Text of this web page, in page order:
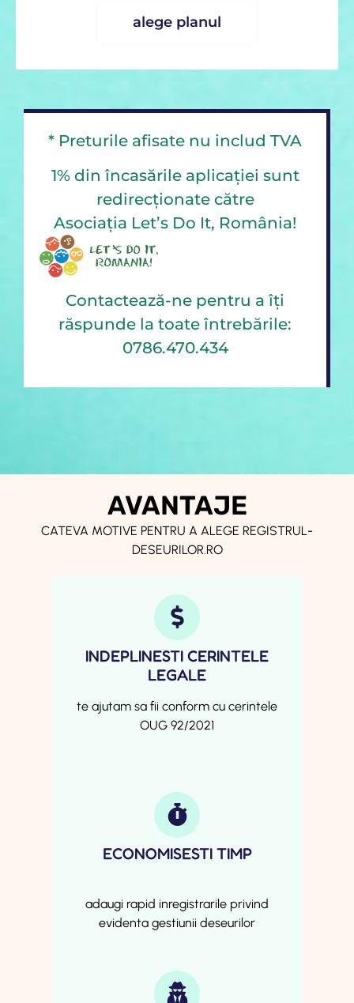
alege planul
* Preturile afisate nu includ TVA
1% din încasările aplicației sunt
redirecționate către
Asociația Let’s Do It, România!
Contactează-ne pentru a îți
răspunde la toate întrebările:
0786.470.434
AVANTAJE
CATEVA MOTIVE PENTRU A ALEGE REGISTRUL-
DESEURILOR.RO
INDEPLINESTI CERINTELE
LEGALE
te ajutam sa fii conform cu cerintele
OUG 92/2021
ECONOMISESTI TIMP
adaugi rapid inregistrarile privind
evidenta gestiunii deseurilor